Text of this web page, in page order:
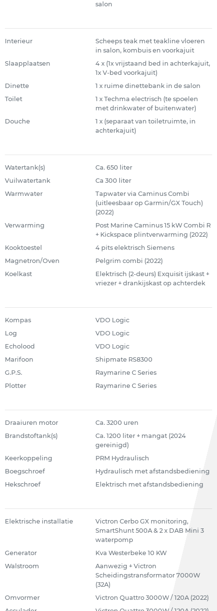
salon
Interieur
Scheeps teak met teakline vloeren
in salon, kombuis en voorkajuit
Slaapplaatsen
4 x (1x vrijstaand bed in achterkajuit,
1x V-bed voorkajuit)
Dinette
1 x ruime dinettebank in de salon
Toilet
1 x Techma electrisch (te spoelen
met drinkwater of buitenwater)
Douche
1 x (separaat van toiletruimte, in
achterkajuit)
Watertank(s)
Ca. 650 liter
Vuilwatertank
Ca 300 liter
Warmwater
Tapwater via Caminus Combi
(uitleesbaar op Garmin/GX Touch)
(2022)
Verwarming
Post Marine Caminus 15 kW Combi R
+ Kickspace plintverwarming (2022)
Kooktoestel
4 pits elektrisch Siemens
Magnetron/Oven
Pelgrim combi (2022)
Koelkast
Elektrisch (2-deurs) Exquisit ijskast +
vriezer + drankijskast op achterdek
Kompas
VDO Logic
Log
VDO Logic
Echolood
VDO Logic
Marifoon
Shipmate RS8300
G.P.S.
Raymarine C Series
Plotter
Raymarine C Series
Draaiuren motor
Ca. 3200 uren
Brandstoftank(s)
Ca. 1200 liter + mangat (2024
gereinigd)
Keerkoppeling
PRM Hydraulisch
Boegschroef
Hydraulisch met afstandsbediening
Hekschroef
Elektrisch met afstandsbediening
Elektrische installatie
Victron Cerbo GX monitoring,
SmartShunt 500A & 2 x DAB Mini 3
waterpomp
Generator
Kva Westerbeke 10 KW
Walstroom
Aanwezig + Victron
Scheidingstransformator 7000W
(32A)
Omvormer
Victron Quattro 3000W / 120A (2022)